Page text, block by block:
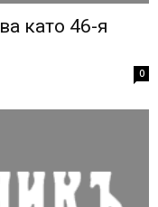
като 46-я
0